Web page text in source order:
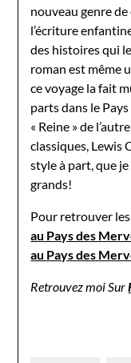
nouveau genre
l’écriture
des histoires qui
roman est même
ce voyage la fait
parts dans le
« Reine » de
classiques, Lewis
style à part, que
grands!
Pour retrouver
au Pays des
au Pays des
Retrouvez moi Sur